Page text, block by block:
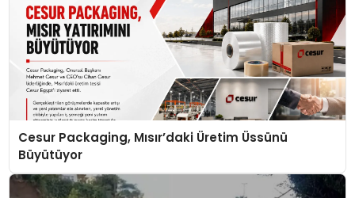
Cesur Packaging, Mısır’daki Üretim Üssünü
Büyütüyor